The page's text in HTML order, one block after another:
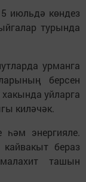
июльдә көндез
турында
урманга
берсен
уйларга
киләчәк.
энергияле.
бераз
ташын